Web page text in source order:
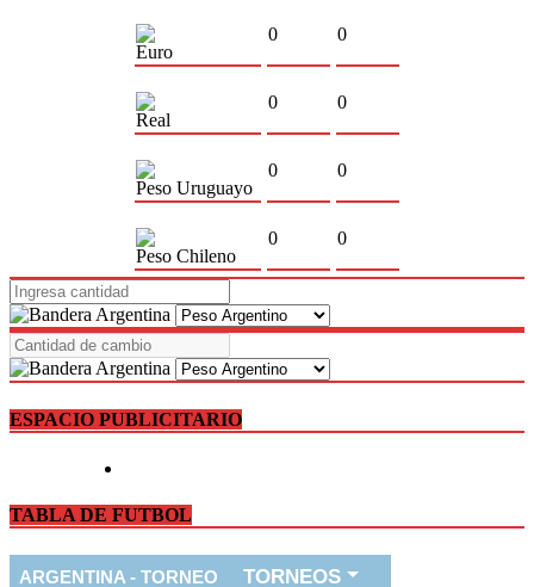
Euro
0 0
Real
0 0
Peso Uruguayo
0 0
Peso Chileno
0 0
ESPACIO PUBLICITARIO
TABLA DE FUTBOL